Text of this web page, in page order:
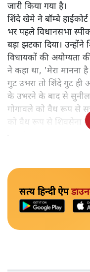
जारी किया गया है।
शिंदे खेमे ने बॉम्बे
भर पहले विधानसभा
बड़ा झटका दिया।
विधायकों की अयोग्यता
ने कहा था, 'मेरा मानना
गुट उभरा तो शिंदे गुट ही
के उभरने के बाद से सुनील
गोगावले को वैध रूप से
को वैध रूप से शिवसेना
गया।'
सत्य हिन्दी ऐप